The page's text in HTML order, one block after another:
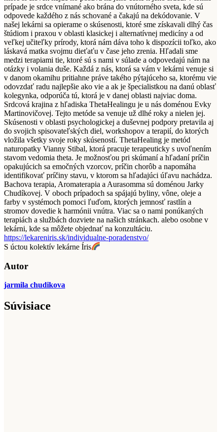
prípade je srdce vnímané ako brána do vnútorného sveta, kde sú
odpovede každého z nás schované a čakajú na dekódovanie. V
našej lekárni sa opierame o skúsenosti, ktoré sme získavali dlhý čas
štúdiom i praxou v oblasti klasickej i alternatívnej medicíny a od
veľkej učiteľky prírody, ktorá nám dáva toho k dispozícii toľko, ako
láskavá matka svojmu dieťaťu v čase jeho zrenia. Hľadali sme
medzi terapiami tie, ktoré sú s nami v súlade a odpovedajú nám na
otázky i volania duše. Každá z nás, ktorá sa vám v lekárni venuje si
v danom okamihu pritiahne práve takého pýtajúceho sa, ktorému vie
odovzdať radu najlepšie ako vie a ak je špecialistkou na danú oblasť
kolegynka, odporúča tú, ktorá je v danej oblasti najviac doma.
Srdcová krajina z hľadiska ThetaHealingu je u nás doménou Evky
Martinovičovej. Tejto metóde sa venuje už dlhé roky a nielen jej.
Skúsenosti v oblasti psychologickej a duševnej podpory pretavila aj
do svojich spisovateľských diel, workshopov a terapií, do ktorých
vložila všetky svoje roky skúseností. ThetaHealing je metód
naturopatky Vianny Stibal, ktorá pracuje terapeuticky s uvoľnením
stavom vedomia theta. Je možnosťou pri skúmaní a hľadaní príčin
opakujúcich sa emočných vzorcov, príčin chorôb a napomáha
identifikovať príčiny stavu, v ktorom sa hľadajúci úľavu nachádza.
Bachova terapia, Aromaterapia a Aurasomma sú doménou Jarky
Chudíkovej. V oboch prípadoch sa spájajú byliny, vône, oleje a
farby v systémoch pomoci ľuďom, ktorých jemnosť rastlín a
stromov dovedie k harmónii vnútra. Viac sa o nami ponúkaných
terapiách a službách dozviete na našich stránkach. alebo osobne v
lekárni, kde sa môžete objednať na konzultáciu.
https://lekareniris.sk/individualne-poradenstvo/
S úctou kolektív lekárne Íris
Autor
jarmila chudikova
Súvisiace